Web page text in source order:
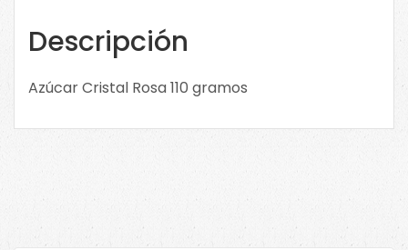
Descripción
Azúcar Cristal Rosa 110 gramos